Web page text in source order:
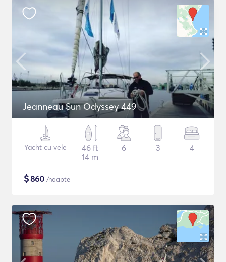
Jeanneau Sun Odyssey 449
Yacht cu vele
46 ft
14 m
6 3 4
$860 /noapte